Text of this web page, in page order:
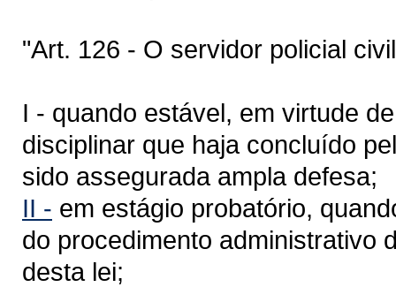
"Art. 126 - O servidor policial
I - quando estável, em virtude
disciplinar que haja concluído
sido assegurada ampla defesa;
II - em estágio probatório,
do procedimento administrativo
desta lei;